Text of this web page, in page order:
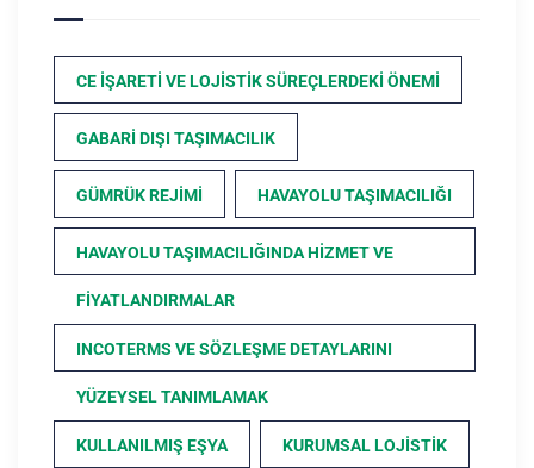
CE İŞARETI VE LOJISTIK SÜREÇLERDEKI ÖNEMI
GABARI DIŞI TAŞIMACILIK
GÜMRÜK REJIMI HAVAYOLU TAŞIMACILIĞI
HAVAYOLU TAŞIMACILIĞINDA HIZMET VE
FIYATLANDIRMALAR
INCOTERMS VE SÖZLEŞME DETAYLARINI
YÜZEYSEL TANIMLAMAK
KULLANILMIŞ EŞYA KURUMSAL LOJISTIK